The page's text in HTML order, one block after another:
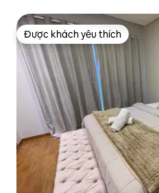
Được khách yêu thích
Được khách yêu thích